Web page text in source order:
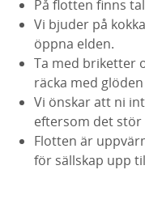
På flotten finns
Vi bjuder på
öppna elden.
Ta med briketter
räcka med
Vi önskar att ni
eftersom det stör
Flotten är
för sällskap upp